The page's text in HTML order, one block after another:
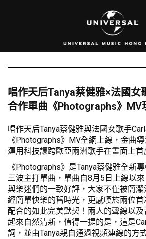
唱作天后Tanya蔡健雅×法國女
合作單曲《Photographs》MV
唱作天后Tanya蔡健雅與法國女歌手
《Photographs》MV全網上線，金曲
運用科技讓跨歐亞兩洲歌手在畫面上首
《Photographs》是Tanya蔡健雅全新
三波主打單曲，單曲自8月5日上線以
與樂迷們的一致好評，大家不僅被簡
經簡單快樂的舊時光，更感嘆於兩位
配合的如此完美默契！兩人的聲線以
起來自然清新，值得一提的是，這是
詞，並由Tanya親自通過視頻連線的方